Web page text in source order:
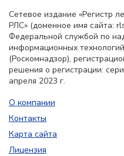
Сетевое издание «Регистр
РЛС» (доменное имя сайта:
Федеральной службой по
информационных
(Роскомнадзор),
решения о регистрации:
апреля 2023 г.
О компании
Контакты
Карта сайта
Лицензия